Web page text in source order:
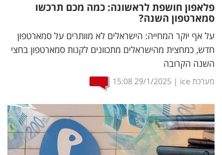
דיגיטל
וטק
שיווק
ופרסום
מדדים
ומחקרים
פלאפון חושפת לראשונה: כמה מכם תרכשו
סמארטפון השנה?
על אף יוקר המחייה: הישראלים לא מוותרים על סמארטפון
חדש, כמחצית מהישראלים מתכוונים לקנות סמארטפון בחצי
השנה הקרובה
מערכת ice |
29/1/2025
15:08